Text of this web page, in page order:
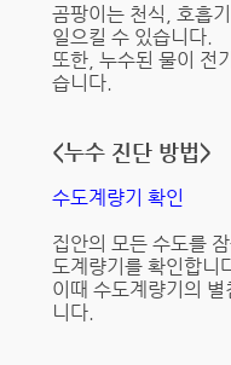
곰팡이는 천식, 호흡
일으킬 수 있습니다.
또한, 누수된 물이 전
습니다.
<누수 진단 방법>
수도계량기 확인
집안의 모든 수도를
도계량기를 확인합니
이때 수도계량기의
니다.